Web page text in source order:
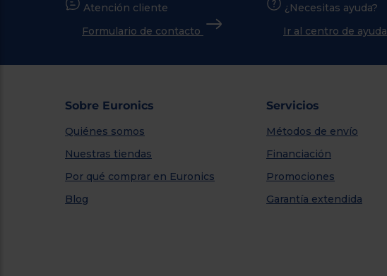
Atención cliente
Formulario de contacto
¿Necesitas ayuda?
Ir al centro de ayuda
Sobre Euronics
Quiénes somos
Nuestras tiendas
Por qué comprar en Euronics
Blog
Servicios
Métodos de envío
Financiación
Promociones
Garantía extendida